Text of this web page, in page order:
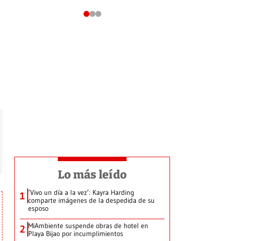
Lo más leído
1 ‘Vivo un día a la vez’: Kayra Harding
comparte imágenes de la despedida de su
esposo
2 MiAmbiente suspende obras de hotel en
Playa Bijao por incumplimientos